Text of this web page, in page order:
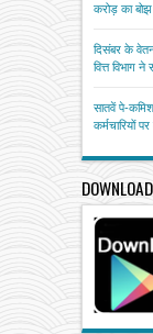
करोड़ का बोझ
दिसंबर के
वित्त विभाग ने
सातवें पे-
कर्मचारियों